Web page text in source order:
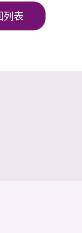
列表